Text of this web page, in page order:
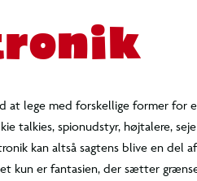
at lege med forskellige
over alt fra walkie
andet elektronisk legetøj.
en sjov leg med